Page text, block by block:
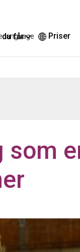
du får Priser
language
som